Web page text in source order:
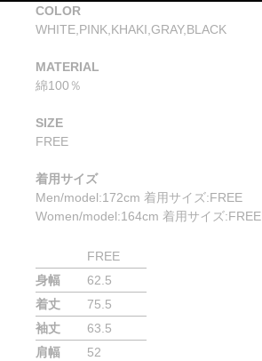
COLOR
WHITE,PINK,KHAKI,GRAY,BLACK
MATERIAL
綿100％
SIZE
FREE
着用サイズ
Men/model:172cm 着用サイズ:FREE
Women/model:164cm 着用サイズ:FREE
FREE
身幅
62.5
着丈
75.5
袖丈
63.5
肩幅
52